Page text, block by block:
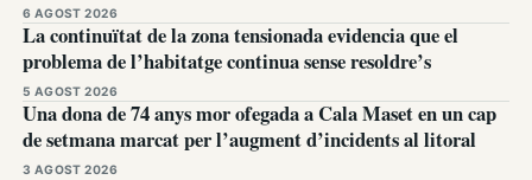
6 AGOST 2026
La continuïtat de la zona tensionada evidencia que el
problema de l’habitatge continua sense resoldre’s
5 AGOST 2026
Una dona de 74 anys mor ofegada a Cala Maset en un cap
de setmana marcat per l’augment d’incidents al litoral
3 AGOST 2026